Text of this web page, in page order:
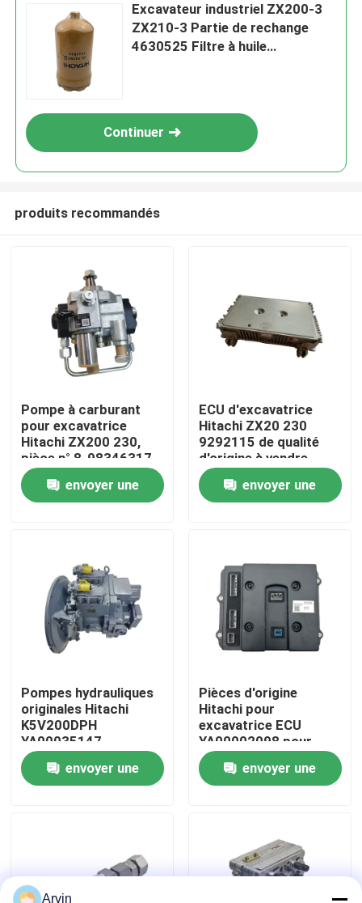
Aperçu
Produits
Visite d'usine
Contrôle de la qualité
Contact
nouvelles
Pièces de rechange Cummins
Excavateur industriel ZX200-3
ZX210-3 Partie de rechange
4630525 Filtre à huile
Continuer
produits recommandés
Pompe à carburant
pour excavatrice
Hitachi ZX200 230,
pièce n° 8-98346317-
0, pour entretien
envoyer une
ECU d'excavatrice
Hitachi ZX20 230
9292115 de qualité
d'origine à vendre
envoyer une
Pompes hydrauliques
originales Hitachi
K5V200DPH
YA00035147
Application pour une
excavatrice ZX450
470
envoyer une
Pièces d'origine
Hitachi pour
excavatrice ECU
YA00002098 pour
engins ZAX130
envoyer une
Arvin